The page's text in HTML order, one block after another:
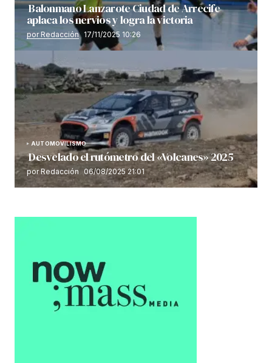
Balonmano Lanzarote Ciudad de Arrecife
aplaca los nervios y logra la victoria
por Redacción 17/11/2025 10:26
AUTOMOVILISMO
Desvelado el rutómetro del «Volcanes» 2025
por Redacción 06/08/2025 21:01